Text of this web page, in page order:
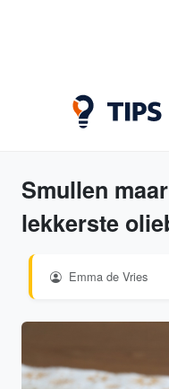
Smullen
lekkerste
Emma de Vries